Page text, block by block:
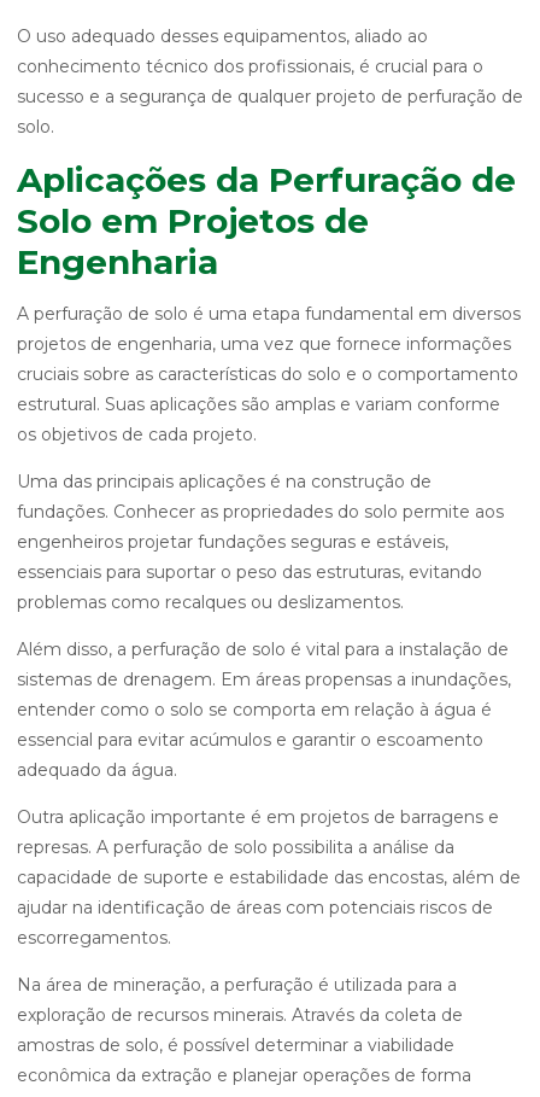
O uso adequado desses equipamentos, aliado ao
conhecimento técnico dos profissionais, é crucial para o
sucesso e a segurança de qualquer projeto de perfuração de
solo.
Aplicações da Perfuração de
Solo em Projetos de
Engenharia
A perfuração de solo é uma etapa fundamental em diversos
projetos de engenharia, uma vez que fornece informações
cruciais sobre as características do solo e o comportamento
estrutural. Suas aplicações são amplas e variam conforme
os objetivos de cada projeto.
Uma das principais aplicações é na construção de
fundações. Conhecer as propriedades do solo permite aos
engenheiros projetar fundações seguras e estáveis,
essenciais para suportar o peso das estruturas, evitando
problemas como recalques ou deslizamentos.
Além disso, a perfuração de solo é vital para a instalação de
sistemas de drenagem. Em áreas propensas a inundações,
entender como o solo se comporta em relação à água é
essencial para evitar acúmulos e garantir o escoamento
adequado da água.
Outra aplicação importante é em projetos de barragens e
represas. A perfuração de solo possibilita a análise da
capacidade de suporte e estabilidade das encostas, além de
ajudar na identificação de áreas com potenciais riscos de
escorregamentos.
Na área de mineração, a perfuração é utilizada para a
exploração de recursos minerais. Através da coleta de
amostras de solo, é possível determinar a viabilidade
econômica da extração e planejar operações de forma